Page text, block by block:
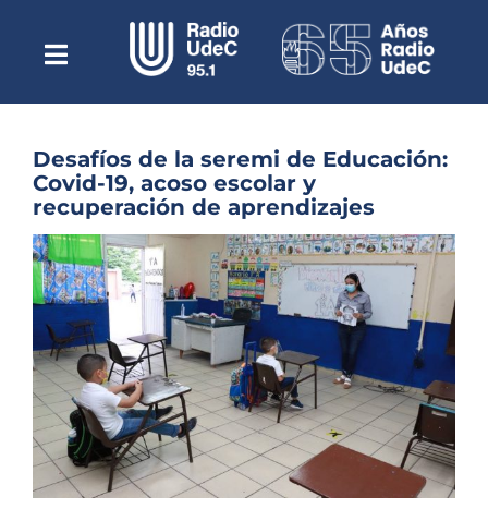
contenidoToggle
NavigationEscuchar Radio UdeC en vivo
Quiénes Somos
Programación
Podcast
Noticias
Reportajes
Columnas
Música Clásica
Especiales
Archivo Sonoro
Desafíos de la seremi de Educación:
Covid-19, acoso escolar y
recuperación de aprendizajes
Ver
imagen
más
grande